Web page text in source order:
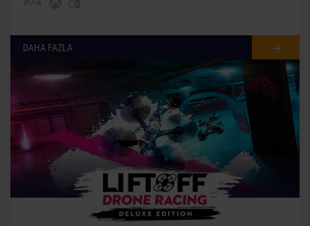
DAHA FAZLA